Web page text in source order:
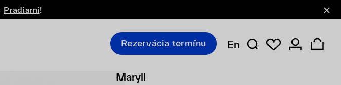
Pradiarni!
Rezervácia termínu En
Maryll